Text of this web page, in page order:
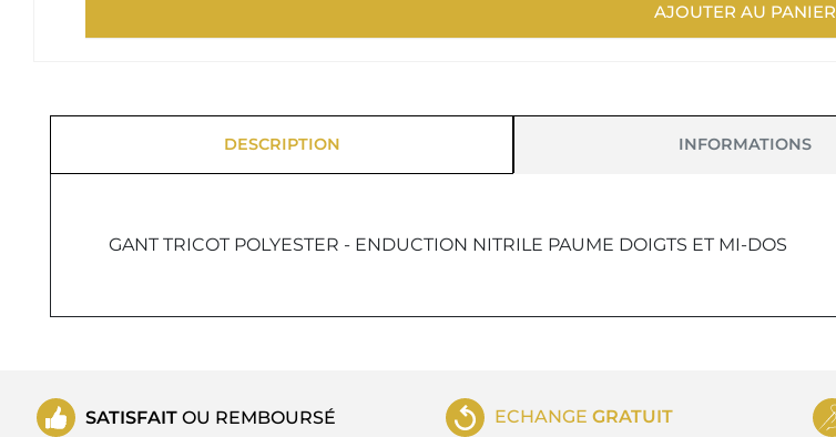
AJOUTER AU PANIER
DESCRIPTION INFORMATIONS
GANT TRICOT POLYESTER - ENDUCTION NITRILE PAUME DOIGTS ET MI-DOS
SATISFAIT OU REMBOURSÉ ECHANGE GRATUIT